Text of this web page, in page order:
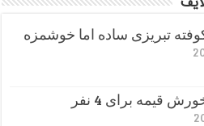
تبریزی ساده اما خوشمزه
قیمه برای 4 نفر